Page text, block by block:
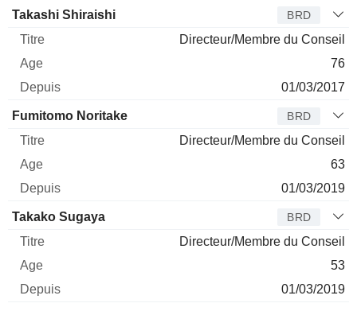
Administrateur Titre
Takashi Shiraishi BRD
Directeur/Membre du Conseil
76
01/03/2017
Fumitomo Noritake BRD
Directeur/Membre du Conseil
63
01/03/2019
Takako Sugaya BRD
Directeur/Membre du Conseil
53
01/03/2019